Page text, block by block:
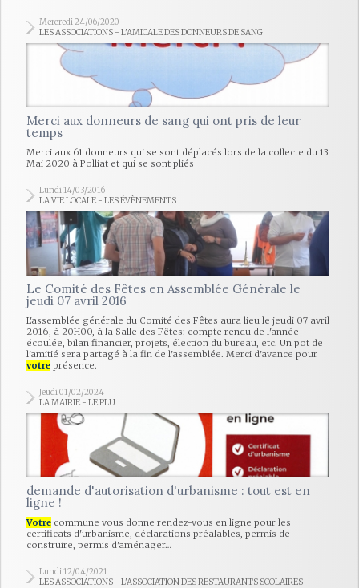
Mercredi 24/06/2020
LES ASSOCIATIONS - L'AMICALE DES DONNEURS DE SANG
Merci aux donneurs de sang qui ont pris de leur
temps
Merci aux 61 donneurs qui se sont déplacés lors de la collecte du 13
Mai 2020 à Polliat et qui se sont pliés
Lundi 14/03/2016
LA VIE LOCALE - LES ÉVÈNEMENTS
Le Comité des Fêtes en Assemblée Générale le
jeudi 07 avril 2016
L'assemblée générale du Comité des Fêtes aura lieu le jeudi 07 avril
2016, à 20H00, à la Salle des Fêtes: compte rendu de l'année
écoulée, bilan financier, projets, élection du bureau, etc. Un pot de
l'amitié sera partagé à la fin de l'assemblée. Merci d'avance pour
votre présence.
Jeudi 01/02/2024
LA MAIRIE - LE PLU
demande d'autorisation d'urbanisme : tout est en
ligne !
Votre commune vous donne rendez-vous en ligne pour les
certificats d'urbanisme, déclarations préalables, permis de
construire, permis d'aménager…
Lundi 12/04/2021
LES ASSOCIATIONS - L'ASSOCIATION DES RESTAURANTS SCOLAIRES